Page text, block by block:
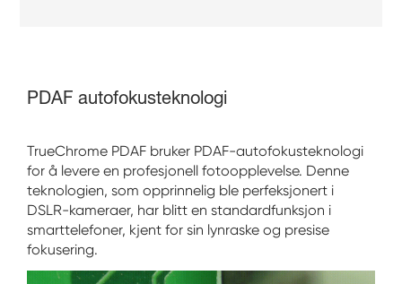
PDAF autofokusteknologi
TrueChrome PDAF bruker PDAF-autofokusteknologi
for å levere en profesjonell fotoopplevelse. Denne
teknologien, som opprinnelig ble perfeksjonert i
DSLR-kameraer, har blitt en standardfunksjon i
smarttelefoner, kjent for sin lynraske og presise
fokusering.